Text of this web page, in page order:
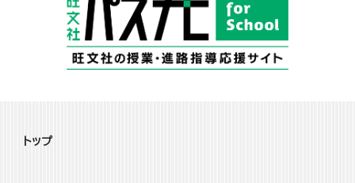
トップ